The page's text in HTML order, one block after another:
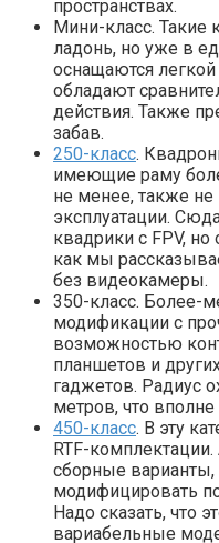
пространствах.
Мини-класс. Такие
ладонь, но уже в
оснащаются
обладают
действия. Также
забав.
250-класс.
имеющие раму
не менее, также
эксплуатации.
квадрики с FPV, но
как мы
без видеокамеры.
350-класс. Более-
модификации с
возможностью
планшетов и
гаджетов. Радиус
метров, что
450-класс. В эту
RTF-
сборные
модифицировать
Надо сказать, что
вариабельные